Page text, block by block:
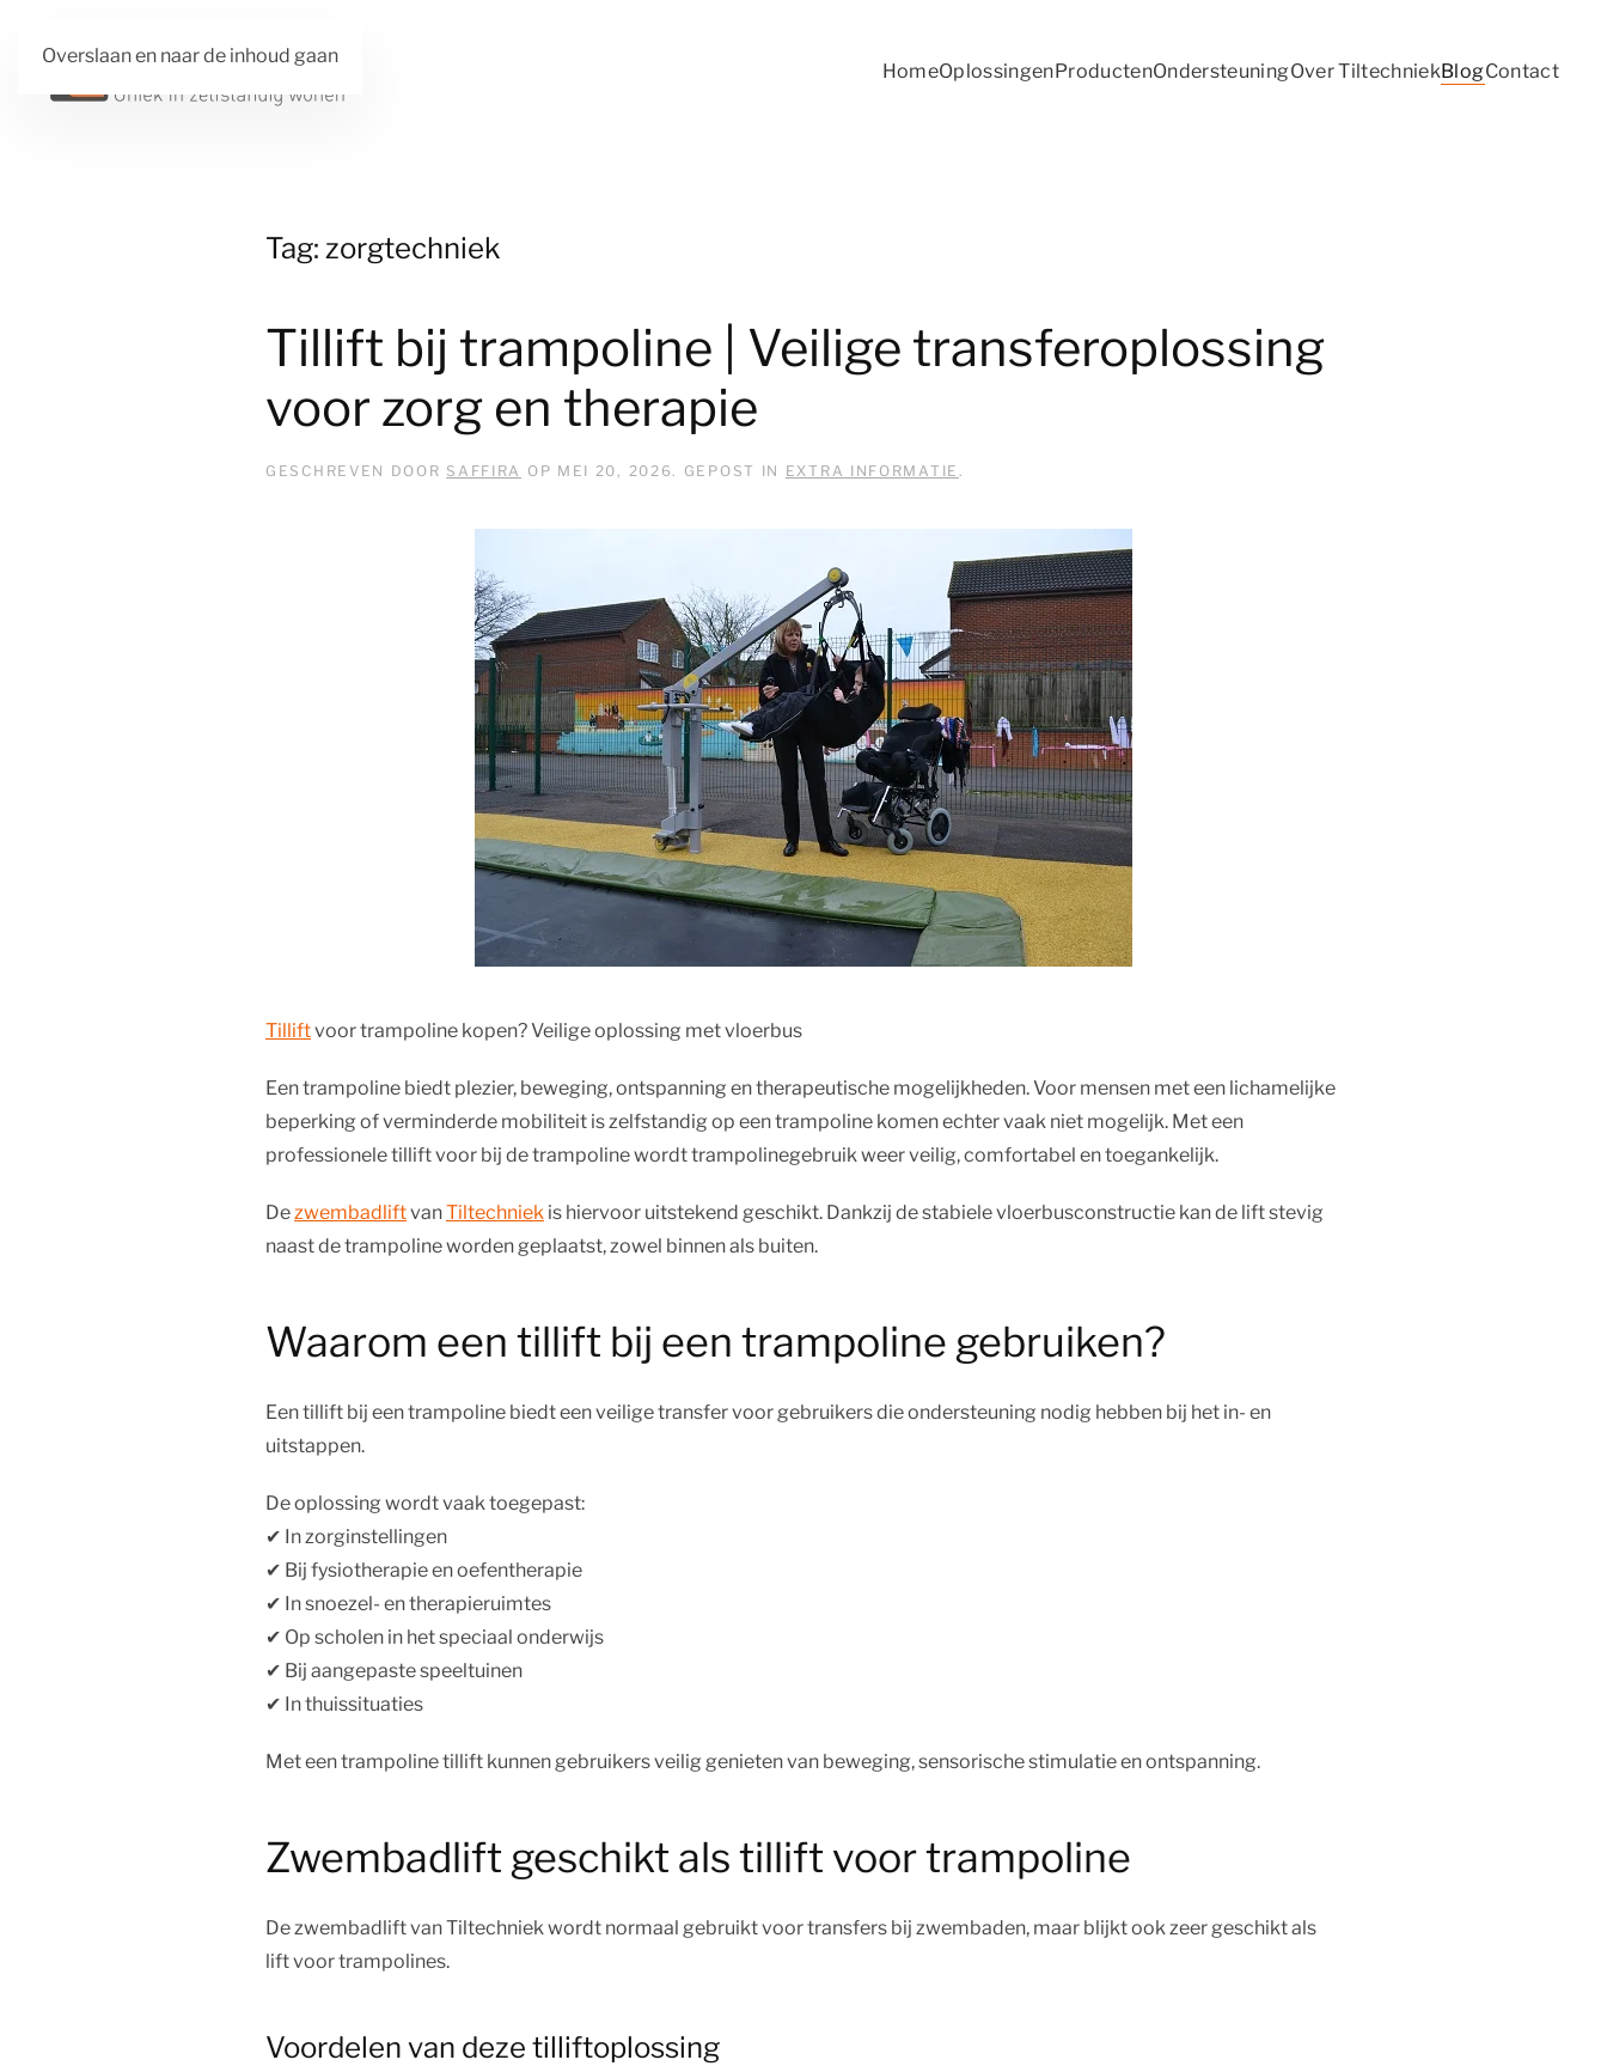
Overslaan en naar de inhoud gaan
HomeOplossingenProductenOndersteuningOver TiltechniekBlogContact
Tag: zorgtechniek
Tillift bij trampoline | Veilige transferoplossing
voor zorg en therapie
GESCHREVEN DOOR SAFFIRA OP MEI 20, 2026. GEPOST IN EXTRA INFORMATIE .
Tilliftvoor trampoline kopen? Veilige oplossing met vloerbus
Een trampoline biedt plezier, beweging, ontspanning en therapeutische mogelijkheden. Voor mensen met een lichamelijke
beperking of verminderde mobiliteit is zelfstandig op een trampoline komen echter vaak niet mogelijk. Met een
professionele tillift voor bij de trampoline wordt trampolinegebruik weer veilig, comfortabel en toegankelijk.
DezwembadliftvanTiltechniek is hiervoor uitstekend geschikt. Dankzij de stabiele vloerbusconstructie kan de lift stevig
naast de trampoline worden geplaatst, zowel binnen als buiten.
Waarom een tillift bij een trampoline gebruiken?
Een tillift bij een trampoline biedt een veilige transfer voor gebruikers die ondersteuning nodig hebben bij het in- en
uitstappen.
De oplossing wordt vaak toegepast:
✔︎ In zorginstellingen
✔︎ Bij fysiotherapie en oefentherapie
✔︎ In snoezel- en therapieruimtes
✔︎ Op scholen in het speciaal onderwijs
✔︎ Bij aangepaste speeltuinen
✔︎ In thuissituaties
Met een trampoline tillift kunnen gebruikers veilig genieten van beweging, sensorische stimulatie en ontspanning.
Zwembadlift geschikt als tillift voor trampoline
De zwembadlift van Tiltechniek wordt normaal gebruikt voor transfers bij zwembaden, maar blijkt ook zeer geschikt als
lift voor trampolines.
Voordelen van deze tilliftoplossing